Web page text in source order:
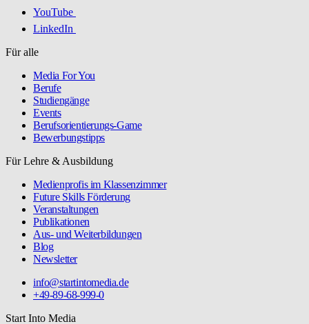
YouTube
LinkedIn
Für alle
Media For You
Berufe
Studiengänge
Events
Berufsorientierungs-Game
Bewerbungstipps
Für Lehre & Ausbildung
Medienprofis im Klassenzimmer
Future Skills Förderung
Veranstaltungen
Publikationen
Aus- und Weiterbildungen
Blog
Newsletter
info@startintomedia.de
+49-89-68-999-0
Start Into Media